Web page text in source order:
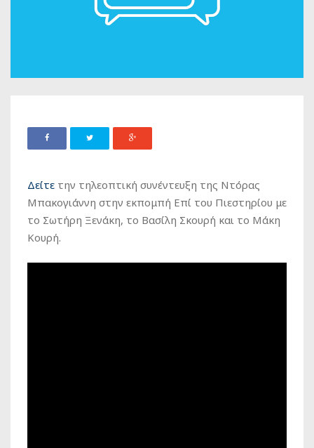
Δείτε την τηλεοπτική συνέντευξη της Ντόρας
Μπακογιάννη στην εκπομπή Επί του Πιεστηρίου με
το Σωτήρη Ξενάκη, το Βασίλη Σκουρή και το Μάκη
Κουρή.